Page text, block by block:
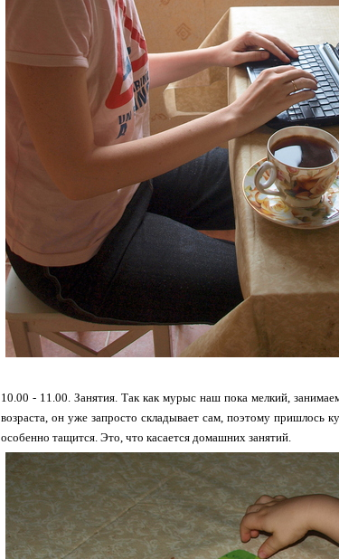
10.00 - 11.00. Занятия. Так как мурыс наш пока мелкий,
возраста, он уже запросто складывает сам, поэтому пришлось
особенно тащится. Это, что касается домашних занятий.